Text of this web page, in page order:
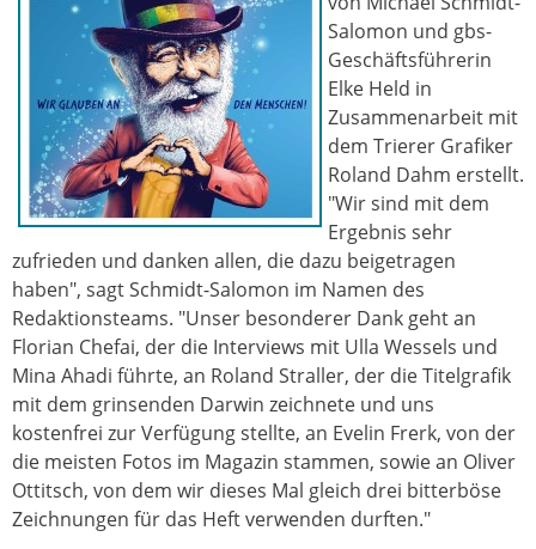
Salomon und gbs-
Geschäftsführerin
Elke Held in
Zusammenarbeit mit
dem Trierer Grafiker
Roland Dahm erstellt.
"Wir sind mit dem
Ergebnis sehr
zufrieden und danken allen, die dazu beigetragen
haben", sagt Schmidt-Salomon im Namen des
Redaktionsteams. "Unser besonderer Dank geht an
Florian Chefai, der die Interviews mit Ulla Wessels und
Mina Ahadi führte, an Roland Straller, der die Titelgrafik
mit dem grinsenden Darwin zeichnete und uns
kostenfrei zur Verfügung stellte, an Evelin Frerk, von der
die meisten Fotos im Magazin stammen, sowie an Oliver
Ottitsch, von dem wir dieses Mal gleich drei bitterböse
Zeichnungen für das Heft verwenden durften."